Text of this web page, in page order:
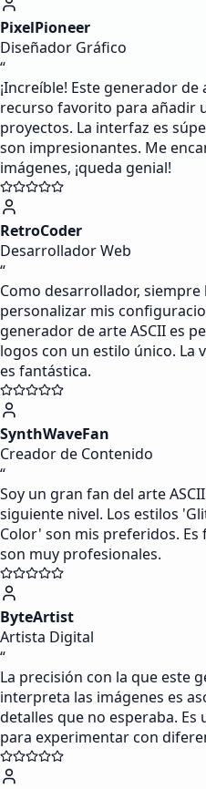
PixelPioneer
Diseñador Gráfico
“
¡Increíble! Este generador de
recurso favorito para añadir
proyectos. La interfaz es
son impresionantes. Me
imágenes, ¡queda genial!
RetroCoder
Desarrollador Web
“
Como desarrollador,
personalizar mis
generador de arte ASCII es
logos con un estilo único. La
es fantástica.
SynthWaveFan
Creador de Contenido
“
Soy un gran fan del arte
siguiente nivel. Los estilos
Color' son mis preferidos.
son muy profesionales.
ByteArtist
Artista Digital
“
La precisión con la que este
interpreta las imágenes es
detalles que no esperaba.
para experimentar con